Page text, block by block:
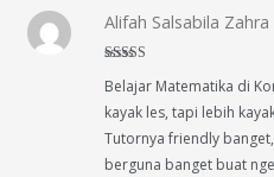
of 5
Alifah Salsabila Zahra
Belajar Matematika di
kayak les, tapi lebih
Tutornya friendly
berguna banget buat